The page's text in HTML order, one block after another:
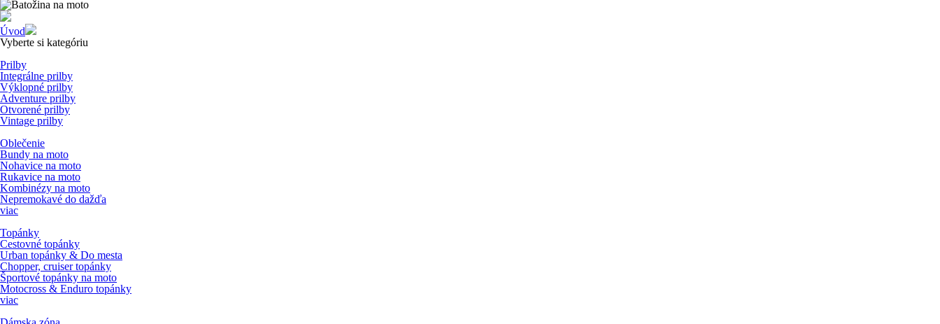
Úvod
Vyberte si kategóriu
Prilby
Integrálne prilby
Výklopné prilby
Adventure prilby
Otvorené prilby
Vintage prilby
Oblečenie
Bundy na moto
Nohavice na moto
Rukavice na moto
Kombinézy na moto
Nepremokavé do dažďa
viac
Topánky
Cestovné topánky
Urban topánky & Do mesta
Chopper, cruiser topánky
Športové topánky na moto
Motocross & Enduro topánky
viac